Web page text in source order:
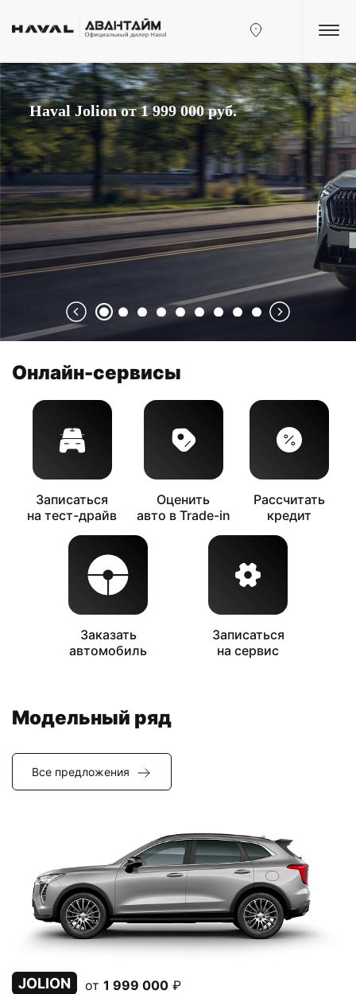
Haval Jolion от 1 999 000 руб.
Онлайн-сервисы
Записаться
на тест-драйв
Оценить
авто в Trade-in
Рассчитать
кредит
Заказать
автомобиль
Записаться
на сервис
Модельный ряд
Все предложения
JOLION от 1 999 000 ₽